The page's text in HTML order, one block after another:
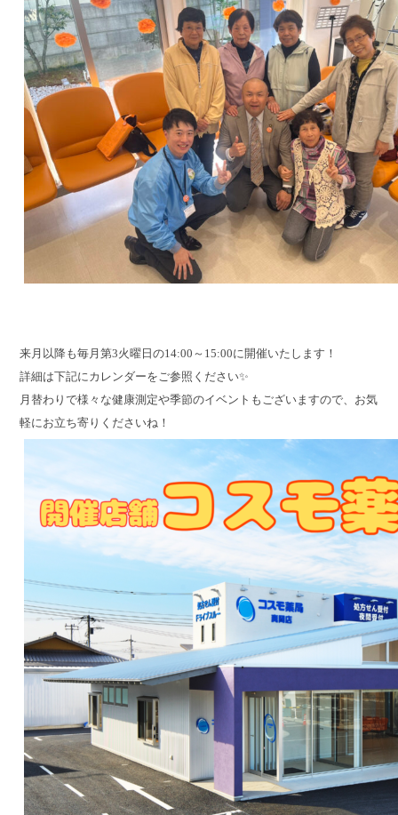
来月以降も毎月第3火曜日の14:00～15:00に開催いたします！
詳細は下記にカレンダーをご参照ください✨
月替わりで様々な健康測定や季節のイベントもございますので、お気
軽にお立ち寄りくださいね！